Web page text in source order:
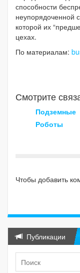
способности
неупорядоченной
которой их
цехах.
По материалам:
Смотрите
Подземные
Роботы
Чтобы добавить
Публикации